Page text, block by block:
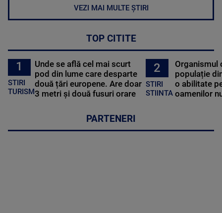
VEZI MAI MULTE ȘTIRI
TOP CITITE
1
STIRI
TURISM
Unde se află cel mai scurt
pod din lume care desparte
două țări europene. Are doar
3 metri și două fusuri orare
2
STIRI
STIINTA
Organismul
populație
o abilitate
oamenilor
PARTENERI